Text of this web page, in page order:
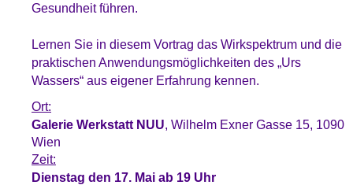
Gesundheit führen.
Lernen Sie in diesem Vortrag das Wirkspektrum und die
praktischen Anwendungsmöglichkeiten des „Urs
Wassers“ aus eigener Erfahrung kennen.
Ort:
Galerie Werkstatt NUU, Wilhelm Exner Gasse 15, 1090
Wien
Zeit:
Dienstag den 17. Mai ab 19 Uhr